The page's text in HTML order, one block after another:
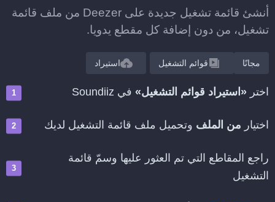
أنشئ قائمة تشغيل جديدة على Deezer من ملف قائمة
تشغيل، من دون إضافة كل مقطع يدويا.
مجانًا قوائم التشغيل استيراد
اختر «استيراد قوائم التشغيل» في Soundiiz
اختيار من الملف وتحميل ملف قائمة التشغيل لديك
راجع المقاطع التي تم العثور عليها وسمّ قائمة
التشغيل